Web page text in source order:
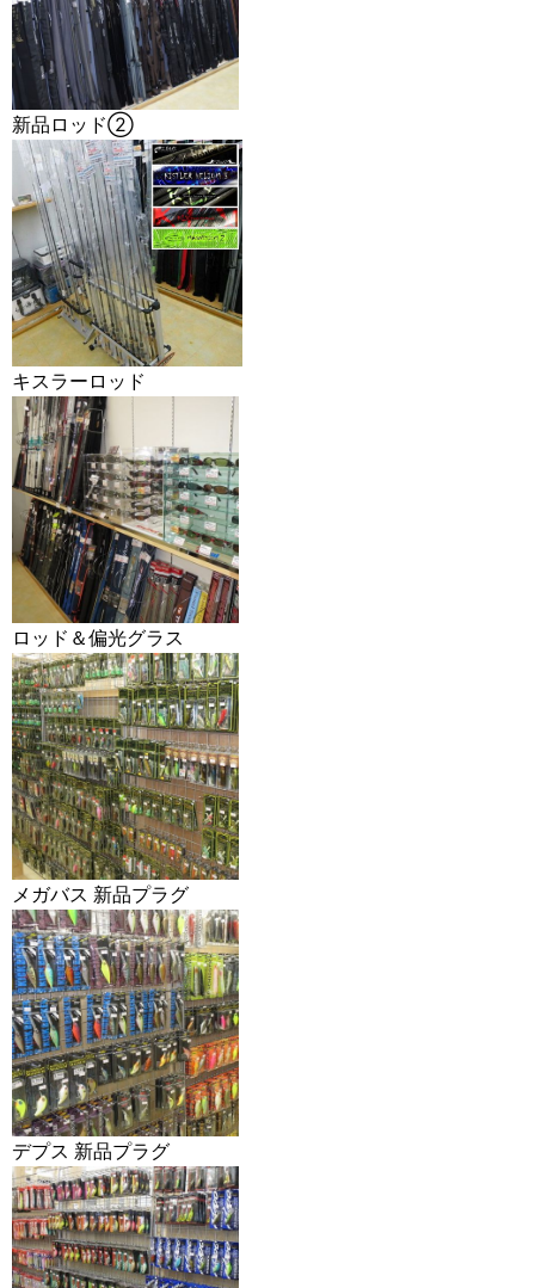
新品ロッド②
キスラーロッド
ロッド＆偏光グラス
メガバス 新品プラグ
デプス 新品プラグ